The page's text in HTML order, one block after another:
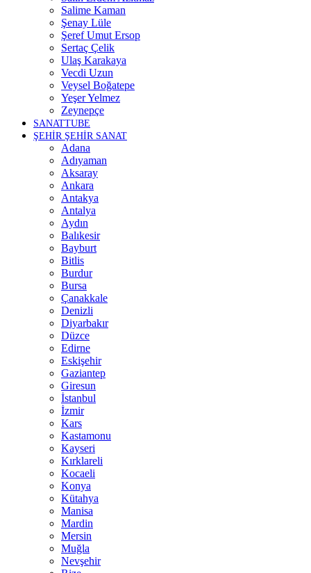
Salime Kaman
Şenay Lüle
Şeref Umut Ersop
Sertaç Çelik
Ulaş Karakaya
Vecdi Uzun
Veysel Boğatepe
Yeşer Yelmez
Zeynepçe
SANATTUBE
ŞEHİR ŞEHİR SANAT
Adana
Adıyaman
Aksaray
Ankara
Antakya
Antalya
Aydın
Balıkesir
Bayburt
Bitlis
Burdur
Bursa
Çanakkale
Denizli
Diyarbakır
Düzce
Edirne
Eskişehir
Gaziantep
Giresun
İstanbul
İzmir
Kars
Kastamonu
Kayseri
Kırklareli
Kocaeli
Konya
Kütahya
Manisa
Mardin
Mersin
Muğla
Nevşehir